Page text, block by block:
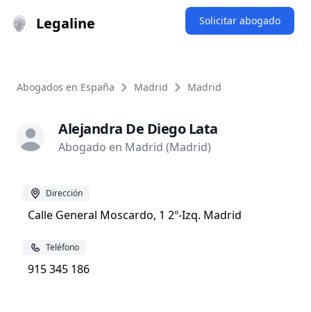
Legaline Solicitar abogado
Abogados en España Madrid Madrid
Alejandra De Diego Lata
Abogado en Madrid (Madrid)
Dirección
Calle General Moscardo, 1 2º-Izq. Madrid
Teléfono
915 345 186